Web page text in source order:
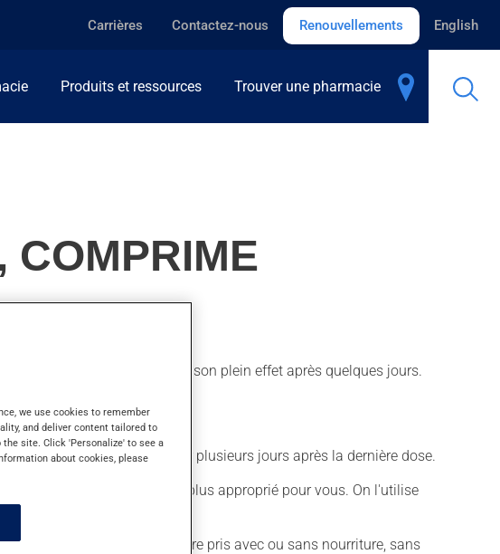
Carrières Contactez-nous Renouvellements English
Produits et ressources Trouver une pharmacie
COMPRIME
les infections. Il produit son plein effet après quelques jours.
car son effet persiste pour plusieurs jours après la dernière dose.
un horaire différent qui est plus approprié pour vous. On l'utilise
de le compléter.
Ce médicament peut être pris avec ou sans nourriture, sans
we use cookies to remember
and deliver content tailored to
site. Click 'Personalize' to see a
about cookies, please